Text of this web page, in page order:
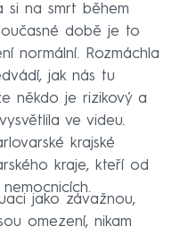
si na smrt během
době je to
normální. Rozmáchla
jak nás tu
někdo je rizikový a
ve videu.
krajské
kraje, kteří od
jako závažnou,
omezení, nikam